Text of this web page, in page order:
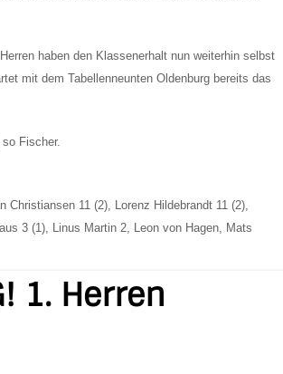
haben den Klassenerhalt nun weiterhin selbst
mit dem Tabellenneunten Oldenburg bereits das
Fischer.
11 (2), Lorenz Hildebrandt 11 (2),
3 (1), Linus Martin 2, Leon von Hagen, Mats
1. Herren